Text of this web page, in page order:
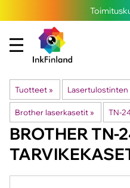
Tuotteet ‪»
Brother laserkasetit ‪» TN-
BROTHERTN-